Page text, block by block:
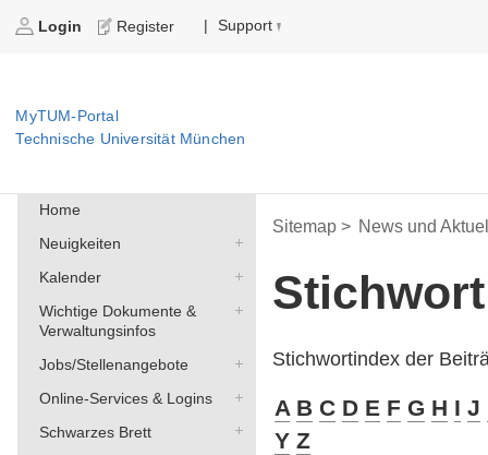
Login Register | Support
MyTUM-Portal
Technische Universität München
Home
Neuigkeiten
Kalender
Wichtige Dokumente &
Verwaltungsinfos
Jobs/Stellenangebote
Online-Services & Logins
Schwarzes Brett
Sitemap > News und
Stichwortindex der
A B C D E F G H I J
Y Z